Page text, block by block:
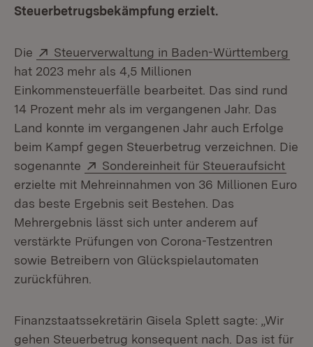
Steuerbetrugsbekämpfung erzielt.
Die Extern:
Steuerverwaltung in Baden-Württemberg
hat 2023 mehr als 4,5 Millionen
Einkommensteuerfälle bearbeitet. Das sind rund
14 Prozent mehr als im vergangenen Jahr. Das
Land konnte im vergangenen Jahr auch Erfolge
beim Kampf gegen Steuerbetrug verzeichnen. Die
sogenannte
Extern:
Sondereinheit für Steueraufsicht
erzielte mit Mehreinnahmen von 36 Millionen Euro
das beste Ergebnis seit Bestehen. Das
Mehrergebnis lässt sich unter anderem auf
verstärkte Prüfungen von Corona-Testzentren
sowie Betreibern von Glückspielautomaten
zurückführen.
Finanzstaatssekretärin Gisela Splett sagte: „Wir
gehen Steuerbetrug konsequent nach. Das ist für